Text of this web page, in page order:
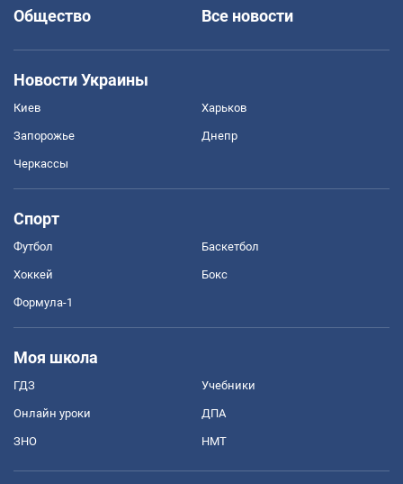
Общество
Все новости
Новости Украины
Киев Харьков
Запорожье Днепр
Черкассы
Спорт
Футбол Баскетбол
Хоккей Бокс
Формула-1
Моя школа
ГДЗ Учебники
Онлайн уроки ДПА
ЗНО НМТ